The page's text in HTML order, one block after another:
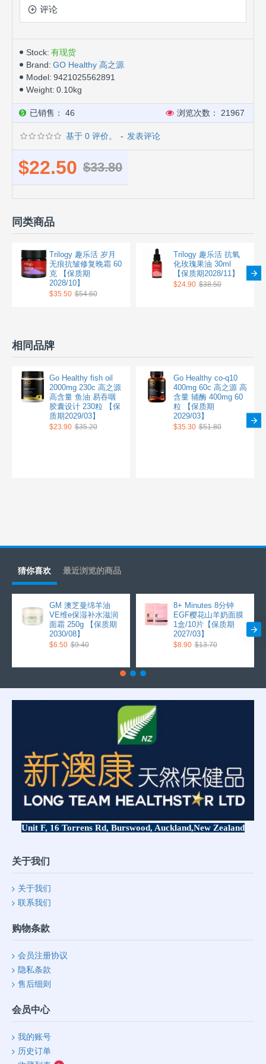
评论
Stock: 有现货
Brand: GO Healthy 高之源
Model: 9421025562891
Weight: 0.10kg
已销售： 46 浏览次数： 21967
基于 0 评价。 - 发表评论
$22.50 $33.80
同类商品
Trilogy 趣乐活 岁月
无痕抗皱修复晚霜 60
克 【保质期
2028/10】
$35.50 $54.60
Trilogy 趣乐活 抗氧
化玫瑰果油 30ml
【保质期2028/11】
$24.90 $38.50
相同品牌
Go Healthy fish oil
2000mg 230c 高之源
高含量 鱼油 易吞咽
胶囊设计 230粒 【保
质期2029/03】
$23.90 $35.20
Go Healthy co-q10
400mg 60c 高之源 高
含量 辅酶 400mg 60
粒 【保质期
2029/03】
$35.30 $51.80
猜你喜欢 最近浏览的商品
GM 澳芝曼绵羊油
VE维e保湿补水滋润
面霜 250g 【保质期
2030/08】
$6.50 $9.40
8+ Minutes 8分钟
EGF樱花山羊奶面膜
1盒/10片【保质期
2027/03】
$8.90 $13.70
Unit F, 16 Torrens Rd, Burswood, Auckland,New Zealand
关于我们
关于我们
联系我们
购物条款
会员注册协议
隐私条款
售后细则
会员中心
我的账号
历史订单